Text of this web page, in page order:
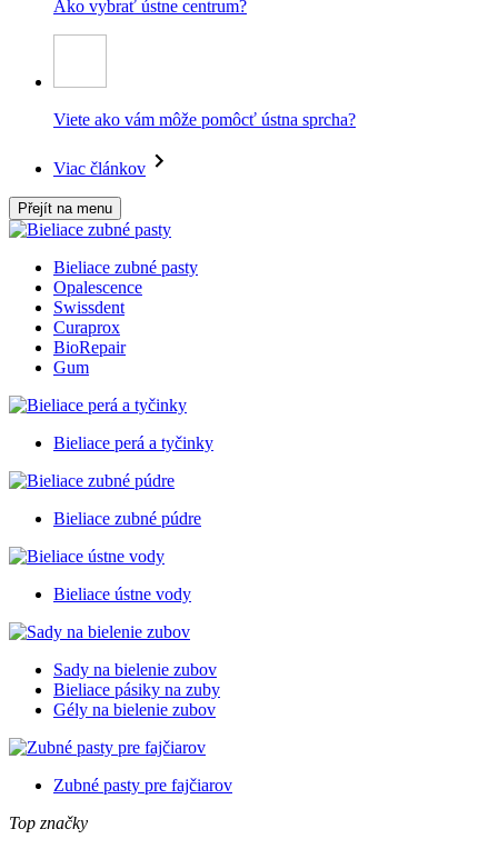
Ako vybrať ústne centrum?
Viete ako vám môže pomôcť ústna sprcha?
Viac článkov
Přejít na menu
Bieliace zubné pasty
Opalescence
Swissdent
Curaprox
BioRepair
Gum
Bieliace perá a tyčinky
Bieliace zubné púdre
Bieliace ústne vody
Sady na bielenie zubov
Bieliace pásiky na zuby
Gély na bielenie zubov
Zubné pasty pre fajčiarov
Top značky